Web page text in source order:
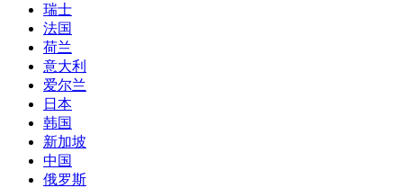
瑞士
法国
荷兰
意大利
爱尔兰
日本
韩国
新加坡
中国
俄罗斯